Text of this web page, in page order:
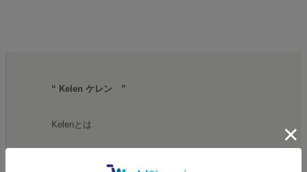
“ Kelen ケレン ”
Kelenとは